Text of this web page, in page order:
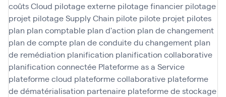
coûts Cloud pilotage externe pilotage financier pilotage
projet pilotage Supply Chain pilote pilote projet pilotes
plan plan comptable plan d'action plan de changement
plan de compte plan de conduite du changement plan
de remédiation planification planification collaborative
planification connectée Plateforme as a Service
plateforme cloud plateforme collaborative plateforme
de dématérialisation partenaire plateforme de stockage